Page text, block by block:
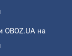
OBOZ.UA на